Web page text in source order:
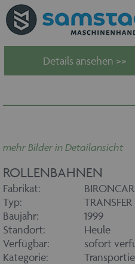
Details ansehen >>
mehr Bilder in Detailansicht
ROLLENBAHNEN
Fabrikat:
BIRONCAR
Typ:
TRANSFER
Baujahr:
1999
Standort:
Heule
Verfügbar:
sofort
Kategorie: